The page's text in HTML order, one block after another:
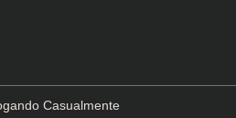
Casualmente